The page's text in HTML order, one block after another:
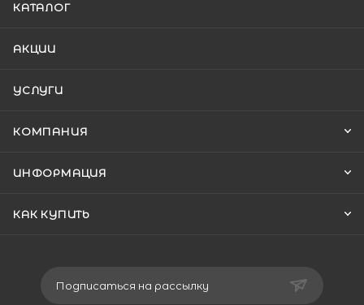
КАТАЛОГ
АКЦИИ
УСЛУГИ
КОМПАНИЯ
ИНФОРМАЦИЯ
КАК КУПИТЬ
Подписаться на рассылку